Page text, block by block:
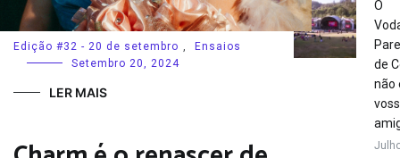
Edição #32 - 20 de setembro ,
Ensaios
Setembro 20, 2024
LER MAIS
O
de
não